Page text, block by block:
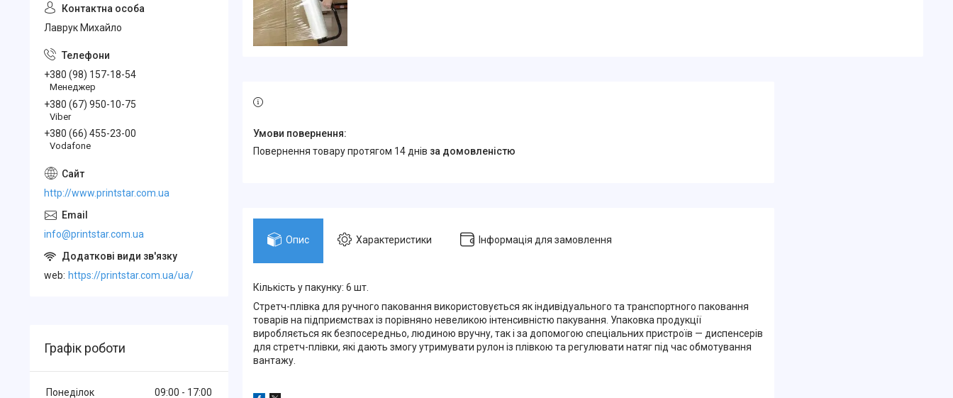
повернення товару протягом 14 днів за домовленістю
Опис Характеристики Інформація для замовлення
Кількість у пакунку: 6 шт.
Стретч-плівка для ручного паковання використовується як індивідуального та транспортного паковання
товарів на підприємствах із порівняно невеликою інтенсивністю пакування. Упаковка продукції
виробляється як безпосередньо, людиною вручну, так і за допомогою спеціальних пристроїв — диспенсерів
для стретч-плівки, які дають змогу утримувати рулон із плівкою та регулювати натяг під час обмотування
вантажу.
Лаврук Михайло
+380 (98) 157-18-54
Менеджер
+380 (67) 950-10-75
Viber
+380 (66) 455-23-00
Vodafone
http://www.printstar.com.ua
info@printstar.com.ua
web https://printstar.com.ua/ua/
Графік роботи
Понеділок 09:00
17:00